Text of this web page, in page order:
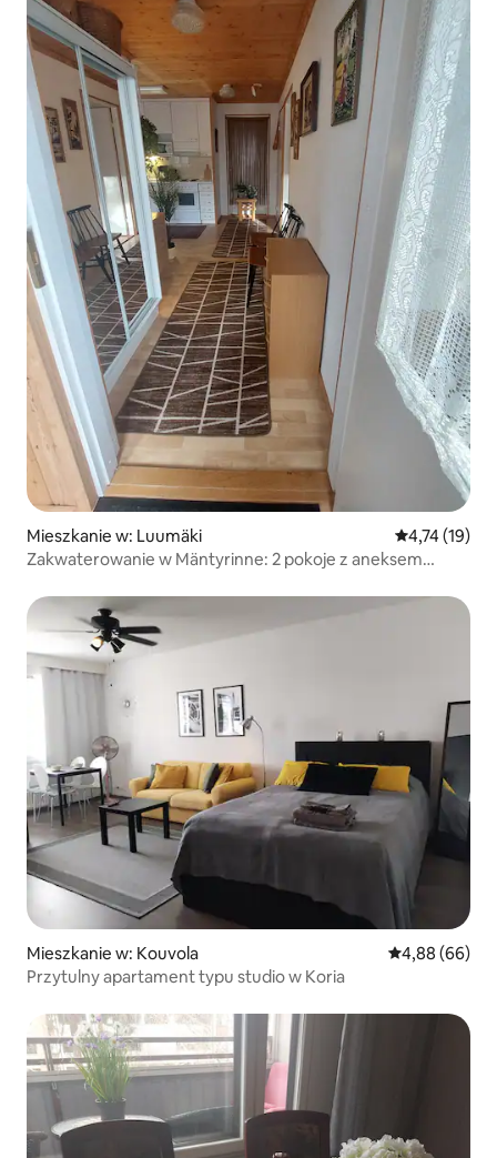
Mieszkanie w: Luumäki Średnia
4,74 (19)
Zakwaterowanie w Mäntyrinne: 2 pokoje z aneksem
Mieszkanie w: Kouvola Średnia
4,88 (66)
Przytulny apartament typu studio w Koria